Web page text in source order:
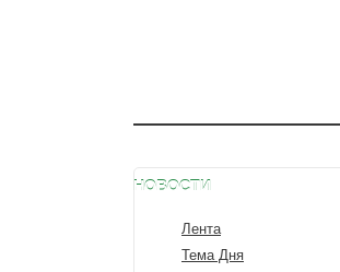
НОВОСТИ
Лента
Тема Дня